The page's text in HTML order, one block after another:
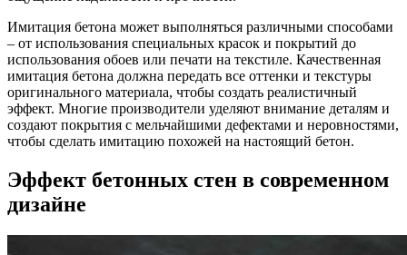
Имитация бетона может выполняться различными способами
– от использования специальных красок и покрытий до
использования обоев или печати на текстиле. Качественная
имитация бетона должна передать все оттенки и текстуры
оригинального материала, чтобы создать реалистичный
эффект. Многие производители уделяют внимание деталям и
создают покрытия с мельчайшими дефектами и неровностями,
чтобы сделать имитацию похожей на настоящий бетон.
Эффект бетонных стен в современном
дизайне